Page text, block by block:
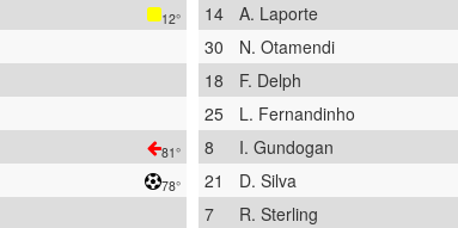
12°
81°
78°
14
A. Laporte
30
N. Otamendi
18
F. Delph
25
L. Fernandinho
8
I. Gundogan
21
D. Silva
7
R. Sterling